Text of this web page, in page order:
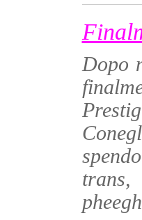
Dopo
trans,